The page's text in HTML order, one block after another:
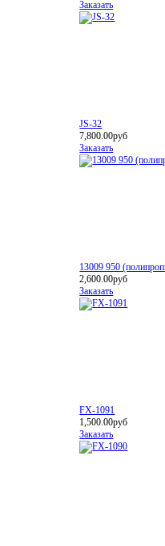
Заказать
JS-32
7,800.00руб
Заказать
13009 950
2,600.00руб
Заказать
FX-1091
1,500.00руб
Заказать